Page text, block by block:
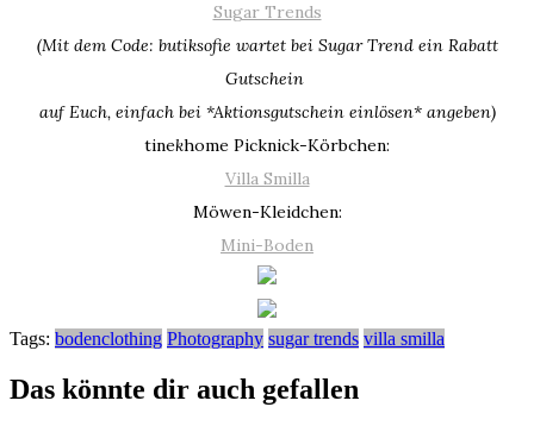
Sugar Trends
(Mit dem Code: butiksofie wartet bei Sugar Trend ein Rabatt
Gutschein
auf Euch, einfach bei *Aktionsgutschein einlösen* angeben)
tinekhome Picknick-Körbchen:
Villa Smilla
Möwen-Kleidchen:
Mini-Boden
Tags: bodenclothing Photography sugar trends villa smilla
Das könnte dir auch gefallen